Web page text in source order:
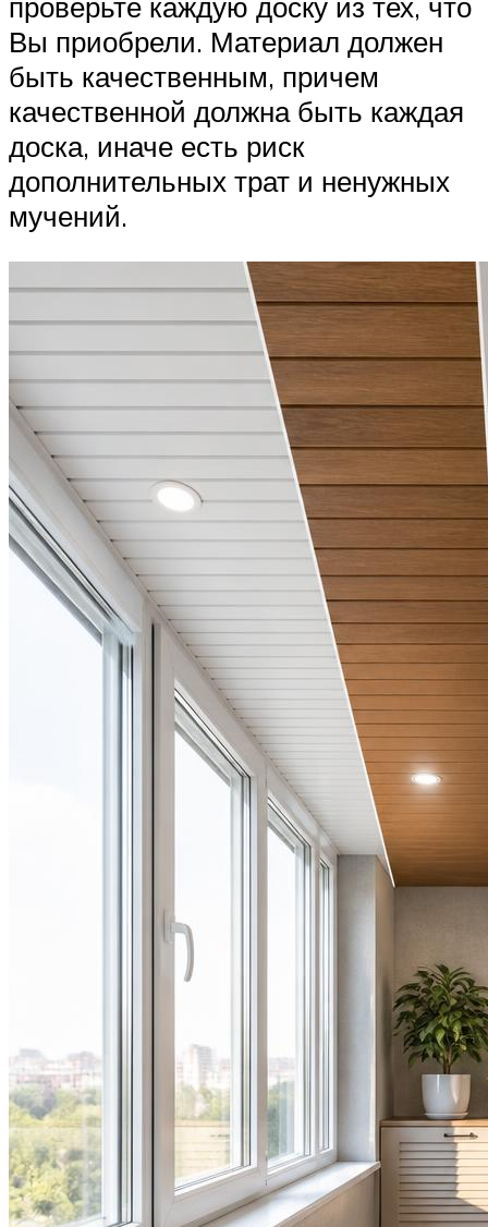
Вы приобрели. Материал должен
быть качественным, причем
качественной должна быть каждая
доска, иначе есть риск
дополнительных трат и ненужных
мучений.